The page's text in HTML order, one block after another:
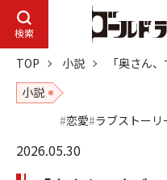
検索
TOP 小説
「奥さん
小説
恋愛 ラブストーリ
2026.05.30